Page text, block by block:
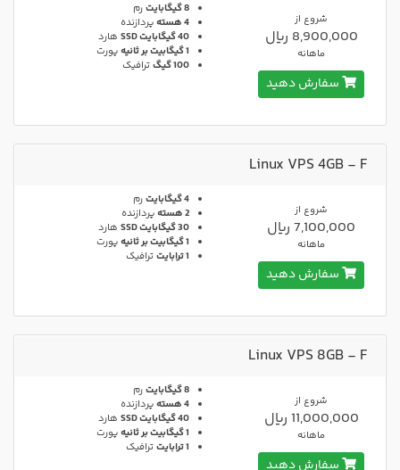
8 گیگابایت
رم
4 هسته
پردازنده
40 گیگابایت SSD
هارد
1 گیگابیت بر ثانیه
پورت
100 گیگ
ترافیک
شروع از
8,900,000 ریال
ماهانه
سفارش دهید
Linux VPS 4GB - F
4 گیگابایت
رم
2 هسته
پردازنده
30 گیگابایت SSD
هارد
1 گیگابیت بر ثانیه
پورت
1 ترابایت
ترافیک
شروع از
7,100,000 ریال
ماهانه
سفارش دهید
Linux VPS 8GB - F
8 گیگابایت
رم
4 هسته
پردازنده
40 گیگابایت SSD
هارد
1 گیگابیت بر ثانیه
پورت
1 ترابایت
ترافیک
شروع از
11,000,000 ریال
ماهانه
سفارش دهید